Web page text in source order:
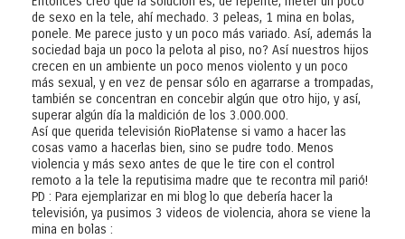
de sexo en la tele, ahí mechado. 3 peleas, 1 mina en bolas,
ponele. Me parece justo y un poco más variado. Así, además la
sociedad baja un poco la pelota al piso, no? Así nuestros hijos
crecen en un ambiente un poco menos violento y un poco
más sexual, y en vez de pensar sólo en agarrarse a trompadas,
también se concentran en concebir algún que otro hijo, y así,
superar algún día la maldición de los 3.000.000.
Así que querida televisión RioPlatense si vamo a hacer las
cosas vamo a hacerlas bien, sino se pudre todo. Menos
violencia y más sexo antes de que le tire con el control
remoto a la tele la reputisima madre que te recontra mil parió!
PD : Para ejemplarizar en mi blog lo que debería hacer la
televisión, ya pusimos 3 videos de violencia, ahora se viene la
mina en bolas :